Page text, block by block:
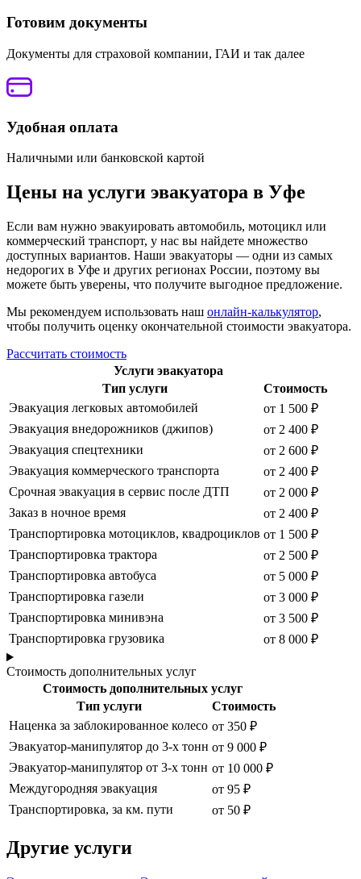
Готовим документы
Документы для страховой компании, ГАИ и так далее
Удобная оплата
Наличными или банковской картой
Цены на услуги эвакуатора в Уфе
Если вам нужно эвакуировать автомобиль, мотоцикл или
коммерческий транспорт, у нас вы найдете множество
доступных вариантов. Наши эвакуаторы — одни из самых
недорогих в Уфе и других регионах России, поэтому вы
можете быть уверены, что получите выгодное предложение.
Мы рекомендуем использовать наш онлайн-калькулятор,
чтобы получить оценку окончательной стоимости эвакуатора.
Рассчитать стоимость
Услуги эвакуатора
Тип услуги
Стоимость
Эвакуация легковых автомобилей
от 1 500 ₽
Эвакуация внедорожников (джипов)
от 2 400 ₽
Эвакуация спецтехники
от 2 600 ₽
Эвакуация коммерческого транспорта
от 2 400 ₽
Срочная эвакуация в сервис после ДТП
от 2 000 ₽
Заказ в ночное время
от 2 400 ₽
Транспортировка мотоциклов, квадроциклов от 1 500 ₽
Транспортировка трактора
от 2 500 ₽
Транспортировка автобуса
от 5 000 ₽
Транспортировка газели
от 3 000 ₽
Транспортировка минивэна
от 3 500 ₽
Транспортировка грузовика
от 8 000 ₽
Стоимость дополнительных услуг
Стоимость дополнительных услуг
Тип услуги
Стоимость
Наценка за заблокированное колесо от 350 ₽
Эвакуатор-манипулятор до 3-х тонн от 9 000 ₽
Эвакуатор-манипулятор от 3-х тонн от 10 000 ₽
Междугородняя эвакуация
от 95 ₽
Транспортировка, за км. пути
от 50 ₽
Другие услуги